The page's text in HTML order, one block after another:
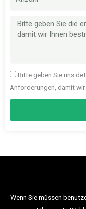
Nachricht
Bitte geben Sie uns
Anforderungen, damit
Wenn Sie müssen